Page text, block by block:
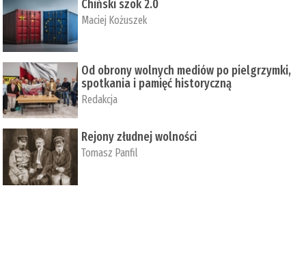
Chiński szok 2.0
Maciej Kożuszek
Od obrony wolnych mediów po pielgrzymki,
spotkania i pamięć historyczną
Redakcja
Rejony złudnej wolności
Tomasz Panfil